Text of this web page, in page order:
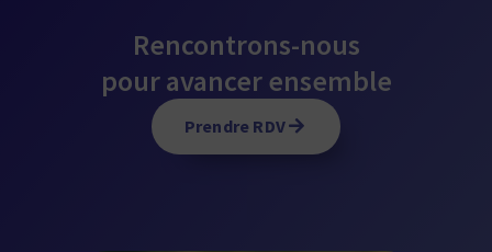
Rencontrons-nous
pour avancer ensemble
Prendre RDV